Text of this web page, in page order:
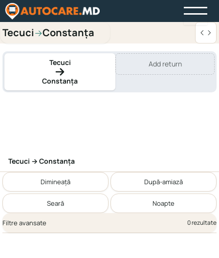
Tecuci→Constanța
Tecuci
Constanța
Add return
Tecuci → Constanța
Dimineață După-amiază
Seară Noapte
Filtre avansate 0 rezultate